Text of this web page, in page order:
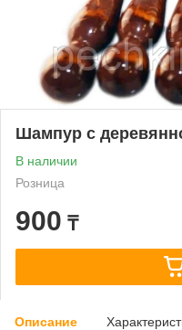
Шампур с
В наличии
Розница
900 ₸
Описание